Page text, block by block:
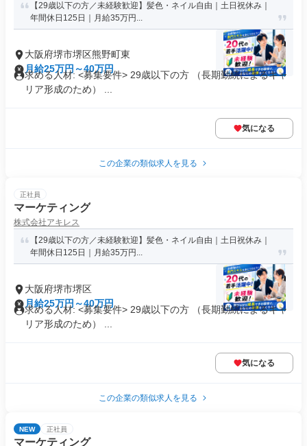
【29歳以下の方／未経験歓迎】髪色・ネイル自由｜土日祝休み｜
年間休日125日｜月給35万円...
大阪府堺市堺区熊野町東
月給25万円～40万円
求める人材: <募集要件> 29歳以下の方 （長期勤続によるキャ
リア形成のため） ...
気になる
この企業の類似求人を見る
正社員
マーケティング
株式会社アキレス
【29歳以下の方／未経験歓迎】髪色・ネイル自由｜土日祝休み｜
年間休日125日｜月給35万円...
大阪府堺市堺区
月給25万円～40万円
求める人材: <募集要件> 29歳以下の方 （長期勤続によるキャ
リア形成のため） ...
気になる
この企業の類似求人を見る
NEW 正社員
マーケティング